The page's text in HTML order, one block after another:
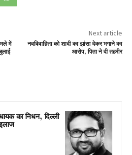
में
Next article
नवविवाहिता को शादी का झांसा देकर भगाने का
आरोप, पिता ने दी तहरीर
का निधन, दिल्ली